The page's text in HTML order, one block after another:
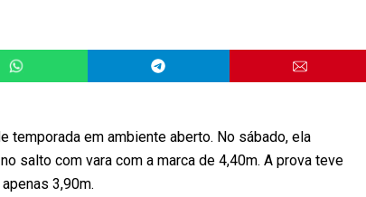
temporada em ambiente aberto. No sábado, ela
salto com vara com a marca de 4,40m. A prova teve
3,90m.